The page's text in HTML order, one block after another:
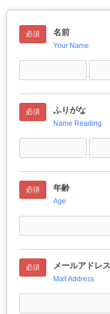
必須 名前
Your Name
必須 ふりがな
Name Reading
必須 年齢
Age
必須 メールアドレス
Mail Address